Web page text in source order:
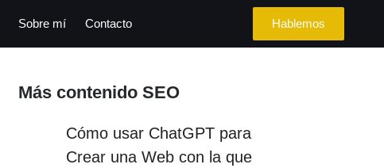
Sobre mí Contacto Hablemos
Más contenido SEO
Cómo usar ChatGPT para
Crear una Web con la que